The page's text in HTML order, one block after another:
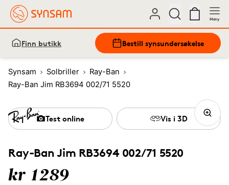
Meny
Finn butikk Bestill synsundersøkelse
Synsam Solbriller
Ray-Ban
Ray-Ban Jim RB3694 002/71 5520
Ray-Ban Jim RB3694 002/71 5520
kr 1289
Test online Vis i 3D